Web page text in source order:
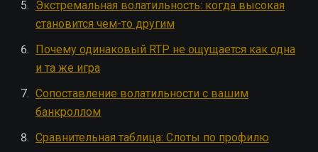
Экстремальная волатильность: когда высокая
становится чем-то другим
Почему одинаковый RTP не ощущается как одна
и та же игра
Сопоставление волатильности с вашим
банкроллом
Сравнительная таблица: Слоты по профилю